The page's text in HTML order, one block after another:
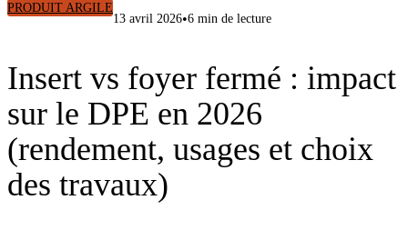
PRODUIT ARGILE
13 avril 2026•6 min de lecture
Insert vs foyer fermé : impact
sur le DPE en 2026
(rendement, usages et choix
des travaux)